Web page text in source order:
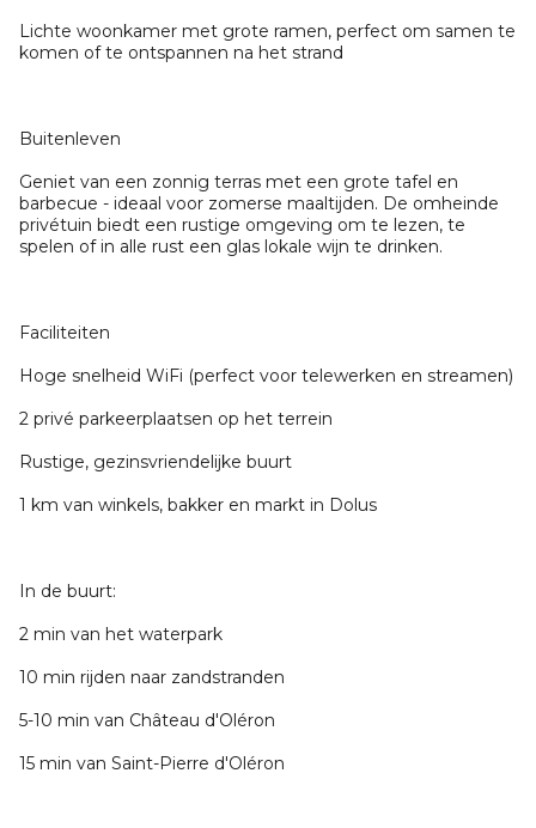
Lichte woonkamer met grote ramen, perfect om samen te
komen of te ontspannen na het strand
Buitenleven
Geniet van een zonnig terras met een grote tafel en
barbecue - ideaal voor zomerse maaltijden. De omheinde
privétuin biedt een rustige omgeving om te lezen, te
spelen of in alle rust een glas lokale wijn te drinken.
Faciliteiten
Hoge snelheid WiFi (perfect voor telewerken en streamen)
2 privé parkeerplaatsen op het terrein
Rustige, gezinsvriendelijke buurt
1 km van winkels, bakker en markt in Dolus
In de buurt:
2 min van het waterpark
10 min rijden naar zandstranden
5-10 min van Château d'Oléron
15 min van Saint-Pierre d'Oléron